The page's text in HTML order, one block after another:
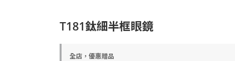
T181鈦細半框眼鏡
全店，優惠贈品